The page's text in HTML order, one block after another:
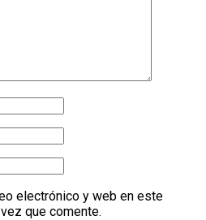
electrónico y web en este
que comente.